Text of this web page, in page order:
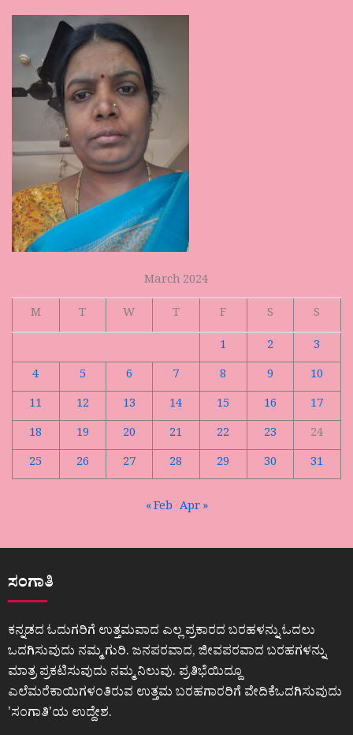
March 2024
M
T W T F S
S
1
2
3
4
5 6 7 8 9
10
11
12 13 14 15 16
17
18
19 20 21 22 23
24
25
26 27 28 29 30 31
« Feb Apr »
ಸಂಗಾತಿ
ಕನ್ನಡದ ಓದುಗರಿಗೆ ಉತ್ತಮವಾದ ಎಲ್ಲ ಪ್ರಕಾರದ ಬರಹಳನ್ನು ಓದಲು
ಒದಗಿಸುವುದು ನಮ್ಮ ಗುರಿ. ಜನಪರವಾದ, ಜೀವಪರವಾದ ಬರಹಗಳನ್ನು
ಮಾತ್ರ ಪ್ರಕಟಿಸುವುದು ನಮ್ಮ ನಿಲುವು. ಪ್ರತಿಭೆಯಿದ್ದೂ
ಎಲೆಮರೆಕಾಯಿಗಳಂತಿರುವ ಉತ್ತಮ ಬರಹಗಾರರಿಗೆ ವೇದಿಕೆಒದಗಿಸುವುದು
ʼಸಂಗಾತಿʼಯ ಉದ್ದೇಶ.